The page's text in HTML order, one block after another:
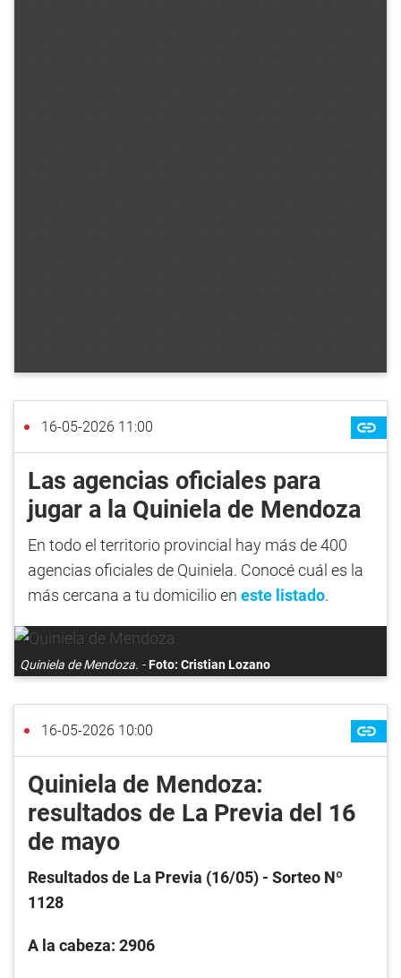
16-05-2026 11:00
Las agencias oficiales para
jugar a la Quiniela de Mendoza
En todo el territorio provincial hay más de 400
agencias oficiales de Quiniela. Conocé cuál es la
más cercana a tu domicilio en este listado.
Quiniela de Mendoza. Foto: Cristian Lozano
16-05-2026 10:00
Quiniela de Mendoza:
resultados de La Previa del 16
de mayo
Resultados de La Previa (16/05) - Sorteo Nº
1128
A la cabeza: 2906